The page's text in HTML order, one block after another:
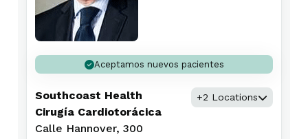
Aceptamos nuevos pacientes
Southcoast Health
Cirugía Cardiotorácica
Calle Hannover, 300
+2 Locations